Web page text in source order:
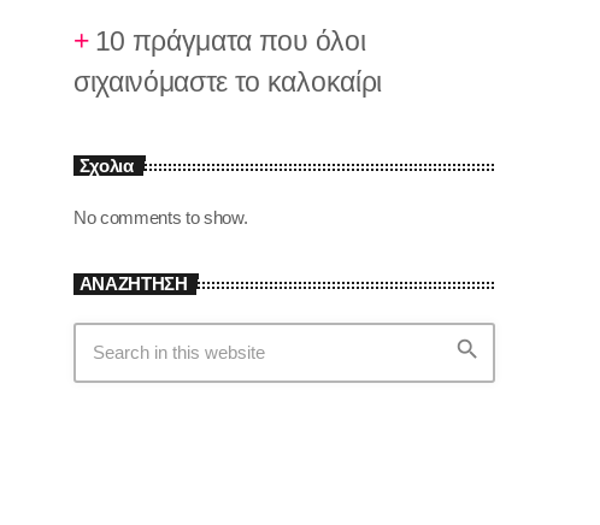
10 πράγματα που όλοι
σιχαινόμαστε το καλοκαίρι
Σχολια
No comments to show.
ΑΝΑΖΗΤΗΣΗ
search